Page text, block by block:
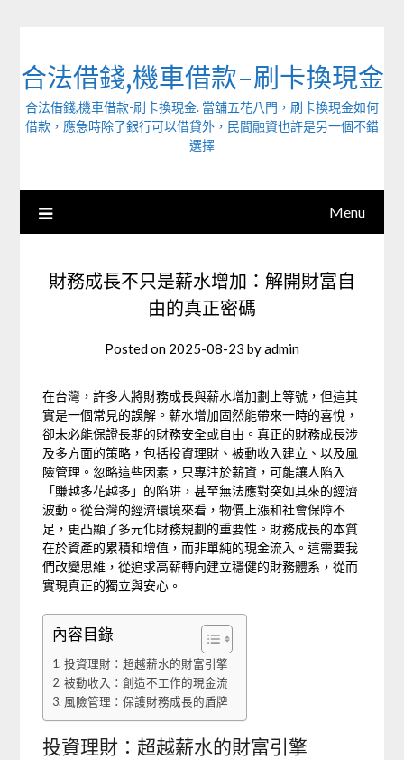
合法借錢,機車借款-刷卡換現金
合法借錢,機車借款-刷卡換現金. 當舖五花八門，刷卡換現金如何
借款，應急時除了銀行可以借貸外，民間融資也許是另一個不錯
選擇
Menu
財務成長不只是薪水增加：解開財富自
由的真正密碼
Posted on 2025-08-23 byadmin
在台灣，許多人將財務成長與薪水增加劃上等號，但這其
實是一個常見的誤解。薪水增加固然能帶來一時的喜悅，
卻未必能保證長期的財務安全或自由。真正的財務成長涉
及多方面的策略，包括投資理財、被動收入建立、以及風
險管理。忽略這些因素，只專注於薪資，可能讓人陷入
「賺越多花越多」的陷阱，甚至無法應對突如其來的經濟
波動。從台灣的經濟環境來看，物價上漲和社會保障不
足，更凸顯了多元化財務規劃的重要性。財務成長的本質
在於資產的累積和增值，而非單純的現金流入。這需要我
們改變思維，從追求高薪轉向建立穩健的財務體系，從而
實現真正的獨立與安心。
內容目錄
投資理財：超越薪水的財富引擎
被動收入：創造不工作的現金流
風險管理：保護財務成長的盾牌
投資理財：超越薪水的財富引擎